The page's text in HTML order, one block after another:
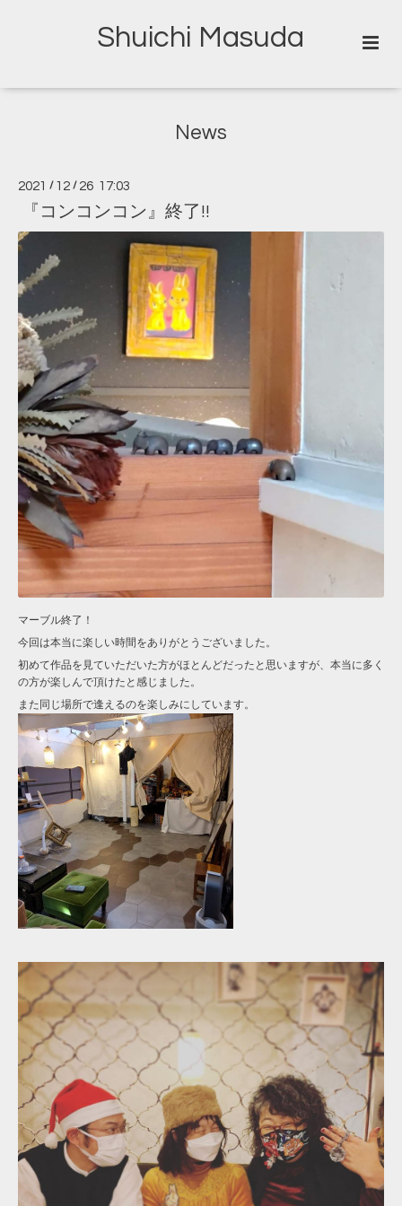
Shuichi Masuda
News
2021 / 12 / 26 17:03
『コンコンコン』終了!!
マーブル終了！
今回は本当に楽しい時間をありがとうございました。
初めて作品を見ていただいた方がほとんどだったと思いますが、本当に多く
の方が楽しんで頂けたと感じました。
また同じ場所で逢えるのを楽しみにしています。